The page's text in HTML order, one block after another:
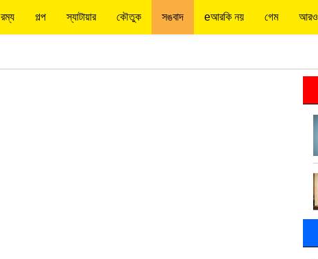
রম্য গল্প স্যাটায়ার কৌতুক সঙবাদ eআরকি নয় গেম আরও